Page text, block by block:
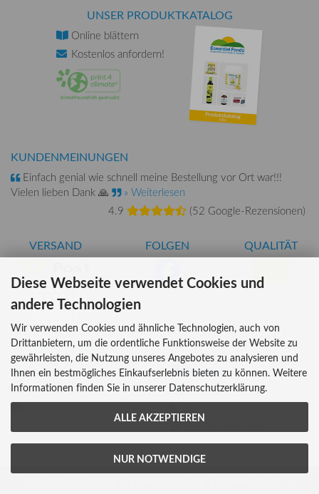
UNSER PRODUKTKATALOG
Online blättern
Kostenlos anfordern!
KUNDENMEINUNGEN
Einfach genial wie schnell meine Bestellung vor Ort war!!!
Vielen lieben Dank 🙏
» Weiterlesen
4.9
(52 Google-Rezensionen)
VERSAND FOLGEN QUALITÄT
AT-BIO-401
INFORMATIONEN
Über uns
Versandkosten
Lieferzeiten
ZAHLUNG
Kreditkarte
Bar (im Geschäft)
Diese Webseite verwendet Cookies und
andere Technologien
Wir verwenden Cookies und ähnliche Technologien, auch von
Drittanbietern, um die ordentliche Funktionsweise der Website zu
gewährleisten, die Nutzung unseres Angebotes zu analysieren und
Ihnen ein bestmögliches Einkaufserlebnis bieten zu können. Weitere
Informationen finden Sie in unserer Datenschutzerklärung.
ALLE AKZEPTIEREN
NUR NOTWENDIGE